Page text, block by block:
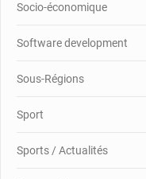
Socio-économique
Software development
Sous-Régions
Sport
Sports / Actualités